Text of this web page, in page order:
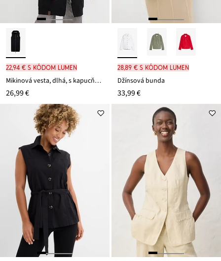
22,94 € s kódom LUMEN
Mikinová vesta, dlhá, s kapucňou, z bavlneného mixu
26,99 €
28,89 € s kódom LUMEN
Džínsová bunda
33,99 €